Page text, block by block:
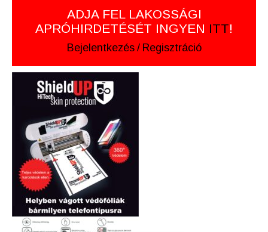
ADJA FEL LAKOSSÁGI
APRÓHIRDETÉSÉT INGYEN ITT!
Bejelentkezés / Regisztráció